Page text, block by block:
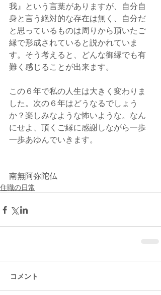
我』という言葉がありますが、自分自
身と言う絶対的な存在は無く、自分だ
と思っているものは周りから頂いたご
縁で形成されていると説かれていま
す。そう考えると、どんな御縁でも有
難く感じることが出来ます。
この６年で私の人生は大きく変わりま
した。次の６年はどうなるでしょう
か？楽しみなような怖いような。なん
にせよ、頂くご縁に感謝しながら一歩
一歩あゆんでいきます。
南無阿弥陀仏
住職の日常
コメント